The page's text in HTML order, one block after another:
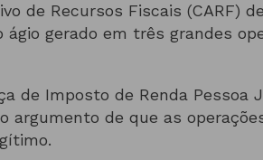
de Recursos Fiscais (CARF)
gerado em três grandes
de Imposto de Renda Pessoa
argumento de que as